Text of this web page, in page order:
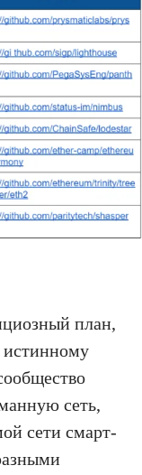
план,
истинному
сеть,
сети смарт-